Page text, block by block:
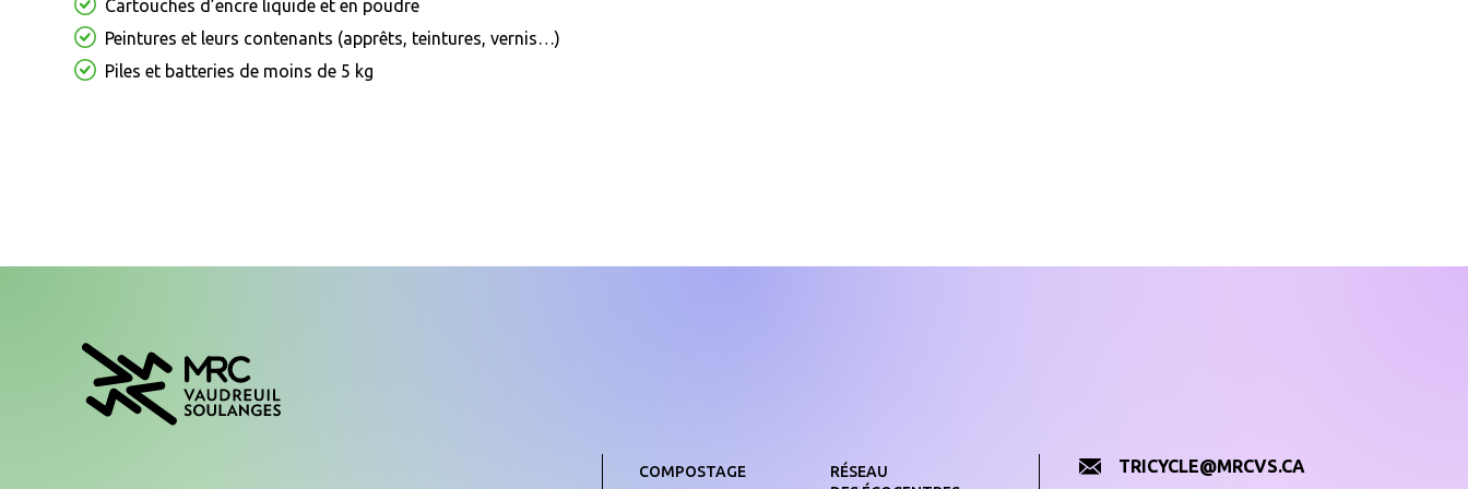
Cartouches d’encre liquide et en poudre
Peintures et leurs contenants (apprêts, teintures, vernis…)
Piles et batteries de moins de 5 kg
COMPOSTAGE
RÉSEAU
TRICYCLE@MRCVS.CA